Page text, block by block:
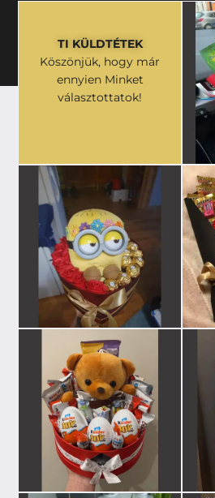
TI KÜLDTÉTEK
Köszönjük, hogy már
ennyien Minket
választottatok!